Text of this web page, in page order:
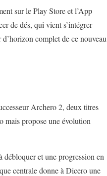
sur le Play Store et l’App
de dés, qui vient s’intégrer
complet de ce nouveau
Archero 2, deux titres
mais propose une évolution
débloquer et une progression en
centrale donne à Dicero une